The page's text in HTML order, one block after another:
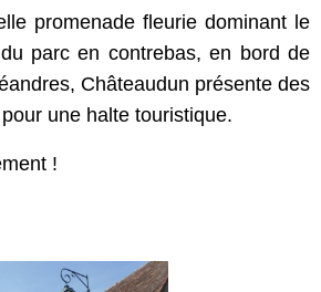
promenade fleurie dominant le
parc en contrebas, en bord de
Châteaudun présente des
une halte touristique.
!